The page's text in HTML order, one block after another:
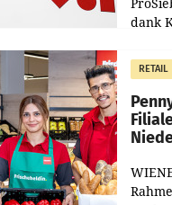
dank
RETAIL